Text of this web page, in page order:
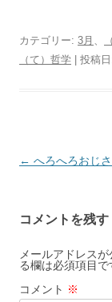
カテゴリー: 3月 、
（て）哲学 | 投稿
投
ビ
ゲ
ー
シ
← へろへろおじ
コメントを残す
メールアドレス
る欄は必須項目で
コメント ※